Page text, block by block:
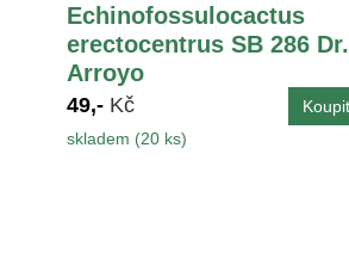
Echinofossulocactus
erectocentrus SB 286 Dr.
Arroyo
49,- Kč
skladem (20 ks)